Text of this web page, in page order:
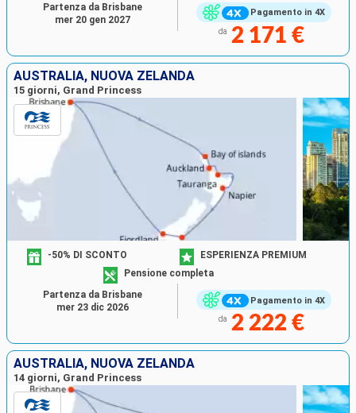
Pagamento in 4X
da 2 171 €
Partenza da Brisbane
mer 20 gen 2027
AUSTRALIA, NUOVA ZELANDA
15 giorni, Grand Princess
Pagamento in 4X
-50% DI SCONTO
ESPERIENZA PREMIUM
Pensione completa
da 2 222 €
Partenza da Brisbane
mer 23 dic 2026
AUSTRALIA, NUOVA ZELANDA
14 giorni, Grand Princess